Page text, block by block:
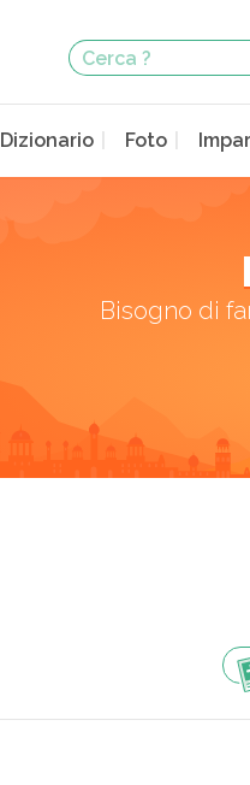
Dizionario Foto
Bisogno di